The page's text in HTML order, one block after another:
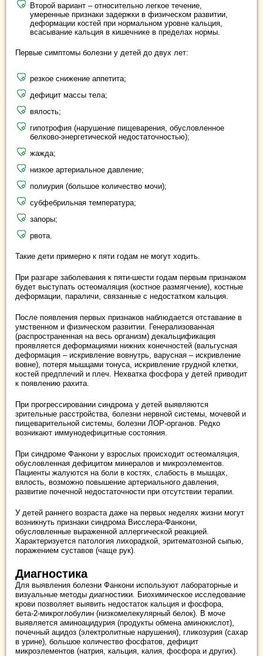
Второй вариант – относительно легкое течение,
умеренные признаки задержки в физическом развитии,
деформации костей при нормальном уровне кальция,
всасывание кальция в кишечнике в пределах нормы.
Первые симптомы болезни у детей до двух лет:
резкое снижение аппетита;
дефицит массы тела;
вялость;
гипотрофия (нарушение пищеварения, обусловленное
белково-энергетической недостаточностью);
жажда;
низкое артериальное давление;
полиурия (большое количество мочи);
субфебрильная температура;
запоры;
рвота.
Такие дети примерно к пяти годам не могут ходить.
При разгаре заболевания к пяти-шести годам первым признаком
будет выступать остеомаляция (костное размягчение), костные
деформации, параличи, связанные с недостатком кальция.
После появления первых признаков наблюдается отставание в
умственном и физическом развитии. Генерализованная
(распространенная на весь организм) декальцификация
проявляется деформациями нижних конечностей (вальгусная
деформация – искривление вовнутрь, варусная – искривление
вовне), потеря мышцами тонуса, искривление грудной клетки,
костей предплечий и плеч. Нехватка фосфора у детей приводит
к появлению рахита.
При прогрессировании синдрома у детей выявляются
зрительные расстройства, болезни нервной системы, мочевой и
пищеварительной системы, болезни ЛОР-органов. Редко
возникают иммунодефицитные состояния.
При синдроме Фанкони у взрослых происходит остеомаляция,
обусловленная дефицитом минералов и микроэлементов.
Пациенты жалуются на боли в костях, слабость в мышцах,
вялость, возможно повышение артериального давления,
развитие почечной недостаточности при отсутствии терапии.
У детей раннего возраста даже на первых неделях жизни могут
возникнуть признаки синдрома Висслера-Фанкони,
обусловленные выраженной аллергической реакцией.
Характеризуется патология лихорадкой, эритематозной сыпью,
поражением суставов (чаще рук).
Диагностика
Для выявления болезни Фанкони используют лабораторные и
визуальные методы диагностики. Биохимическое исследование
крови позволяет выявить недостаток кальция и фосфора,
бета-2-микроглобулин (низкомелекулярный белок). В моче
выявляется аминоацидурия (продукты обмена аминокислот),
почечный ацидоз (электролитные нарушения), гликозурия (сахар
в урине), большое количество фосфатов, дефицит
микроэлементов (натрия, кальция, калия, фосфора и других).